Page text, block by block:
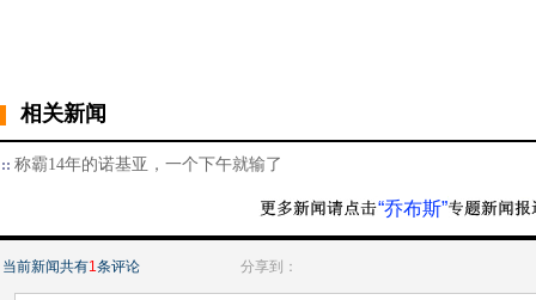
相关新闻
称霸14年的诺基亚，一个下午就输了
“乔布斯”
当前新闻共有1条评论 分享到：